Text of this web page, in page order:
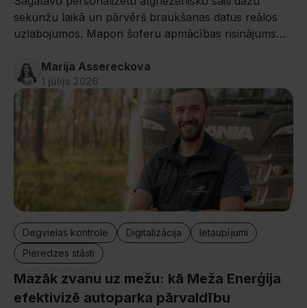
sekunžu laikā un pārvērš braukšanas datus reālos
uzlabojumos. Mapon šoferu apmācības risinājums
Marija Assereckova
1 jūlijs 2026
Degvielas kontrole Digitalizācija
Ietaupījumi
Pieredzes stāsti
Mazāk zvanu uz mežu: kā Meža Enerģija
efektivizē autoparka pārvaldību